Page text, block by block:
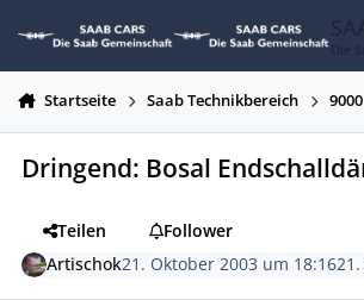
Die
Startseite Saab Technikbereich 9000
Dringend: Bosal
Teilen
Follower
Artischok21. Oktober 2003 um 18:16